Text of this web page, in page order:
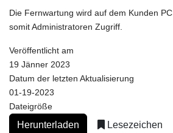
Die Fernwartung wird auf dem Kunden PC
somit Administratoren Zugriff.
Veröffentlicht am
19 Jänner 2023
Datum der letzten Aktualisierung
01-19-2023
Dateigröße
Herunterladen Lesezeichen